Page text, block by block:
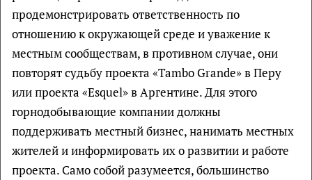
продемонстрировать ответственность по
отношению к окружающей среде и уважение к
местным сообществам, в противном случае, они
повторят судьбу проекта «Tambo Grande» в Перу
или проекта «Esquel» в Аргентине. Для этого
горнодобывающие компании должны
поддерживать местный бизнес, нанимать местных
жителей и информировать их о развитии и работе
проекта. Само собой разумеется, большинство